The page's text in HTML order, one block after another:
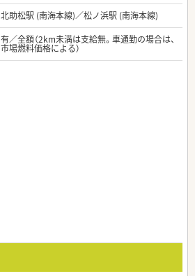
北助松駅 (南海本線)／松ノ浜駅 (南海本線)
有／全額（2km未満は支給無。車通勤の場合は、
市場燃料価格による）